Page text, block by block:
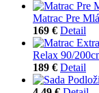
Matrac Pre
169 € Detail
Relax 90/
189 € Detail